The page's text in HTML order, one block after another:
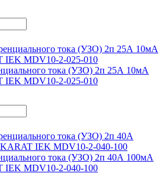
тока (УЗО) 2п 25А 10мА
IEK MDV10-2-025-010
тока (УЗО) 2п 40А 100мА
IEK MDV10-2-040-100